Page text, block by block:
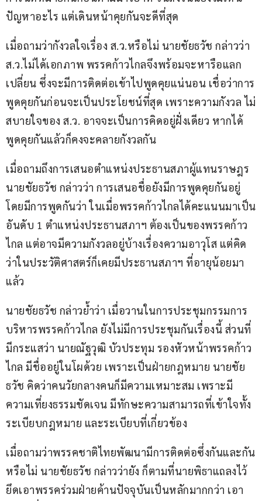
ปัญหาอะไร แต่เดินหน้าคุยกันจะดีที่สุด
เมื่อถามว่ากังวลใจเรื่อง ส.ว.หรือไม่ นายชัยธวัช กล่าวว่า
ส.ว.ไม่ได้เอกภาพ พรรคก้าวไกลจึงพร้อมจะหารือแลก
เปลี่ยน ซึ่งจะมีการติดต่อเข้าไปพูดคุยแน่นอน เชื่อว่าการ
พูดคุยกันก่อนจะเป็นประโยชน์ที่สุด เพราะความกังวล ไม่
สบายใจของ ส.ว. อาจจะเป็นการคิดอยู่ฝั่งเดียว หากได้
พูดคุยกันแล้วก็คงจะคลายกังวลกัน
เมื่อถามถึงการเสนอตำแหน่งประธานสภาผู้แทนราษฎร
นายชัยธวัช กล่าวว่า การเสนอชื่อยังมีการพูดคุยกันอยู่
โดยมีการพูดกันว่า ในเมื่อพรรคก้าวไกลได้คะแนนมาเป็น
อันดับ 1 ตำแหน่งประธานสภาฯ ต้องเป็นของพรรคก้าว
ไกล แต่อาจมีความกังวลอยู่บ้างเรื่องความอาวุโส แต่คิด
ว่าในประวัติศาสตร์ก็เคยมีประธานสภาฯ ที่อายุน้อยมา
แล้ว
นายชัยธวัช กล่าวย้ำว่า เมื่อวานในการประชุมกรรมการ
บริหารพรรคก้าวไกล ยังไม่มีการประชุมกันเรื่องนี้ ส่วนที่
มีกระแสว่า นายณัฐวุฒิ บัวประทุม รองหัวหน้าพรรคก้าว
ไกล มีชื่ออยู่ในโผด้วย เพราะเป็นฝ่ายกฎหมาย นายชัย
ธวัช คิดว่าคนวัยกลางคนก็มีความเหมาะสม เพราะมี
ความเที่ยงธรรมชัดเจน มีทักษะความสามารถที่เข้าใจทั้ง
ระเบียบกฎหมาย และระเบียบที่เกี่ยวข้อง
เมื่อถามว่าพรรคชาติไทยพัฒนามีการติดต่อซึ่งกันและกัน
หรือไม่ นายชัยธวัช กล่าวว่ายัง ก็ตามที่นายพิธาแถลงไว้
ยึดเอาพรรคร่วมฝ่ายค้านปัจจุบันเป็นหลักมากกว่า เอา